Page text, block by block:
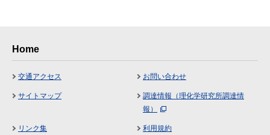
Home
交通アクセス お問い合わせ
サイトマップ
調達情報（理化学研究所調達情
報）
リンク集 利用規約